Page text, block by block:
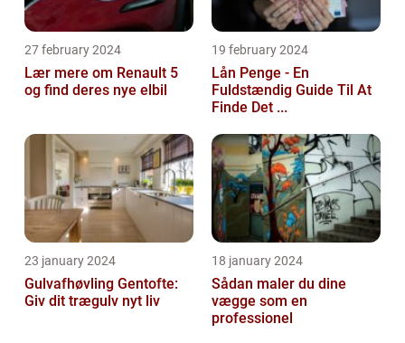
27 february 2024
Lær mere om Renault 5
og find deres nye elbil
19 february 2024
Lån Penge - En
Fuldstændig Guide Til At
Finde Det ...
23 january 2024
Gulvafhøvling Gentofte:
Giv dit trægulv nyt liv
18 january 2024
Sådan maler du dine
vægge som en
professionel